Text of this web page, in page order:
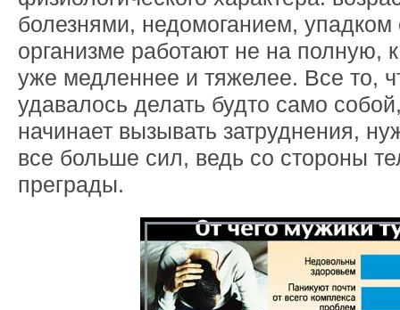
болезнями, недомоганием,
организме работают не на полную,
уже медленнее и тяжелее. Все то,
удавалось делать будто само
начинает вызывать затруднения,
все больше сил, ведь со стороны
преграды.